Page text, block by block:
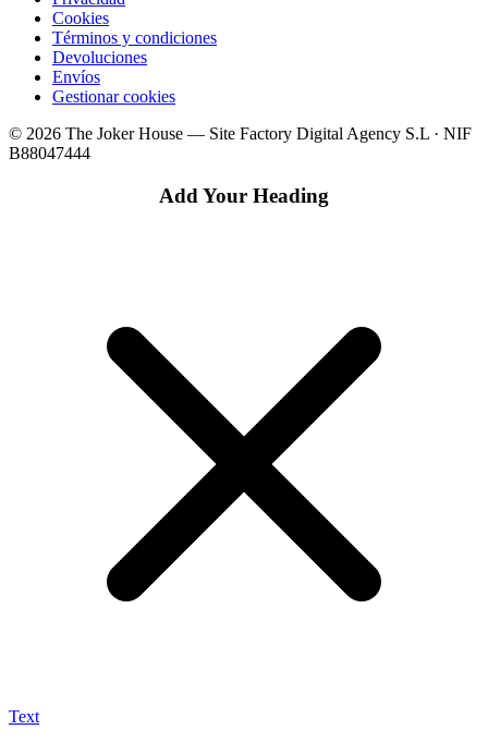
Cookies
Términos y condiciones
Devoluciones
Envíos
Gestionar cookies
© 2026 The Joker House — Site Factory Digital Agency S.L · NIF
B88047444
Add Your Heading
Text